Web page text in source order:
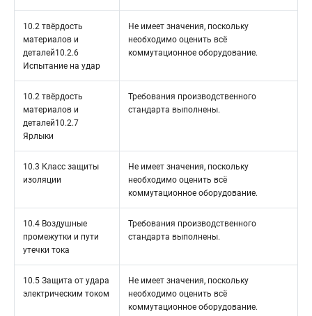
10.2 твёрдость
материалов и
деталей10.2.6
Испытание на удар
Не имеет значения, поскольку
необходимо оценить всё
коммутационное оборудование.
10.2 твёрдость
материалов и
деталей10.2.7
Ярлыки
Требования производственного
стандарта выполнены.
10.3 Класс защиты
изоляции
Не имеет значения, поскольку
необходимо оценить всё
коммутационное оборудование.
10.4 Воздушные
промежутки и пути
утечки тока
Требования производственного
стандарта выполнены.
10.5 Защита от удара
электрическим током
Не имеет значения, поскольку
необходимо оценить всё
коммутационное оборудование.